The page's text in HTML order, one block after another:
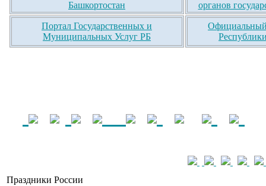
Башкортостан органов
Портал Государственных и
Муниципальных Услуг РБ
Официальный
Праздники России